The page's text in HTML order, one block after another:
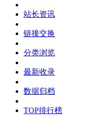
站长资讯
链接交换
分类浏览
最新收录
数据归档
TOP排行榜